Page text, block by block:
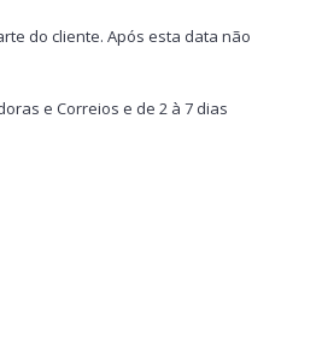
do cliente. Após esta data não
e Correios e de 2 à 7 dias